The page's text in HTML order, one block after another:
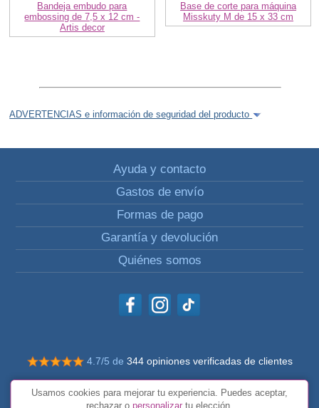
Bandeja embudo para
embossing de 7,5 x 12 cm -
Artis decor
Base de corte para máquina
Misskuty M de 15 x 33 cm
ADVERTENCIAS e información de seguridad del producto
Ayuda y contacto
Gastos de envío
Formas de pago
Garantía y devolución
Quiénes somos
4.7/5 de 344 opiniones verificadas de clientes
© Todos los derechos reservados Impulsivos
Condiciones generales
Usamos cookies para mejorar tu experiencia. Puedes aceptar,
rechazar o personalizar tu elección.